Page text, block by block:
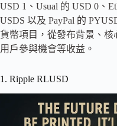
USD 1、Usual 的 USD 0、
USDS 以及 PayPal 的
貨幣項目，從發布背景、核
用戶參與機會等收益。
1. Ripple RLUSD